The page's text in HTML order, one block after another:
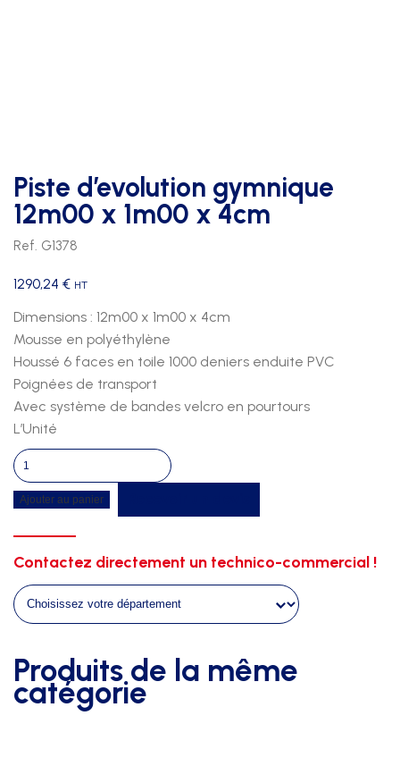
Piste d’evolution gymnique
12m00 x 1m00 x 4cm
Ref. G1378
1290,24 € HT
Dimensions : 12m00 x 1m00 x 4cm
Mousse en polyéthylène
Houssé 6 faces en toile 1000 deniers enduite PVC
Poignées de transport
Avec système de bandes velcro en pourtours
L’Unité
quantité
de
Piste
12m00
x
1m00
4cm
Ajouter au panier
Contactez directement un technico-commercial !
Produits de la même
catégorie